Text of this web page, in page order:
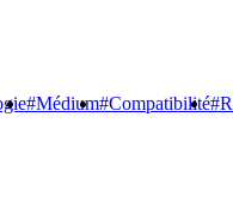
#Médium#Compatibilité